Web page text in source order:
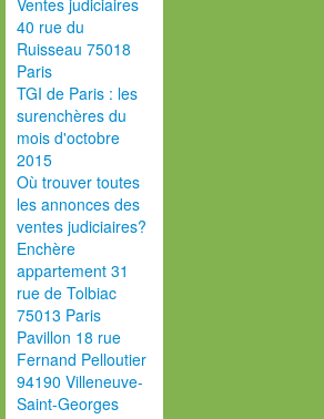
Ventes judiciaires
40 rue du
Ruisseau 75018
Paris
TGI de Paris : les
surenchères du
mois d'octobre
2015
Où trouver toutes
les annonces des
ventes judiciaires?
Enchère
appartement 31
rue de Tolbiac
75013 Paris
Pavillon 18 rue
Fernand Pelloutier
94190 Villeneuve-
Saint-Georges